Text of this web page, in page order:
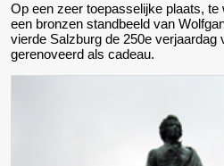
Op een zeer toepasselijke plaats,
een bronzen standbeeld van
vierde Salzburg de 250e verjaardag
gerenoveerd als cadeau.